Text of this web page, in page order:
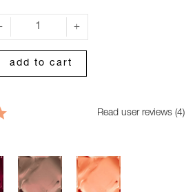
add to cart
Read user reviews (4)